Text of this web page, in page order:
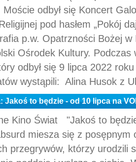
odbył się Koncert
pod hasłem „Pokój
p.w. Opatrzności Bożej
Ośrodek Kultury. Podczas
odbył się 9 lipca 2022
wystąpili: Alina Husok z
Jakoś to będzie - od 10 lipca na
Kino Świat "Jakoś to
miesza się z posępnym
przegrywów, którzy urodzili